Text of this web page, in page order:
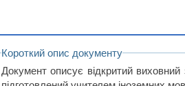
Короткий опис документу
Документ описує відкритий